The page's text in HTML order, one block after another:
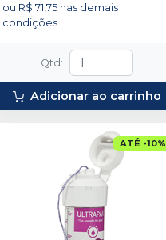
ou R$ 71,75 nas demais
condições
Qtd :
Adicionar ao carrinho
ATÉ -10%